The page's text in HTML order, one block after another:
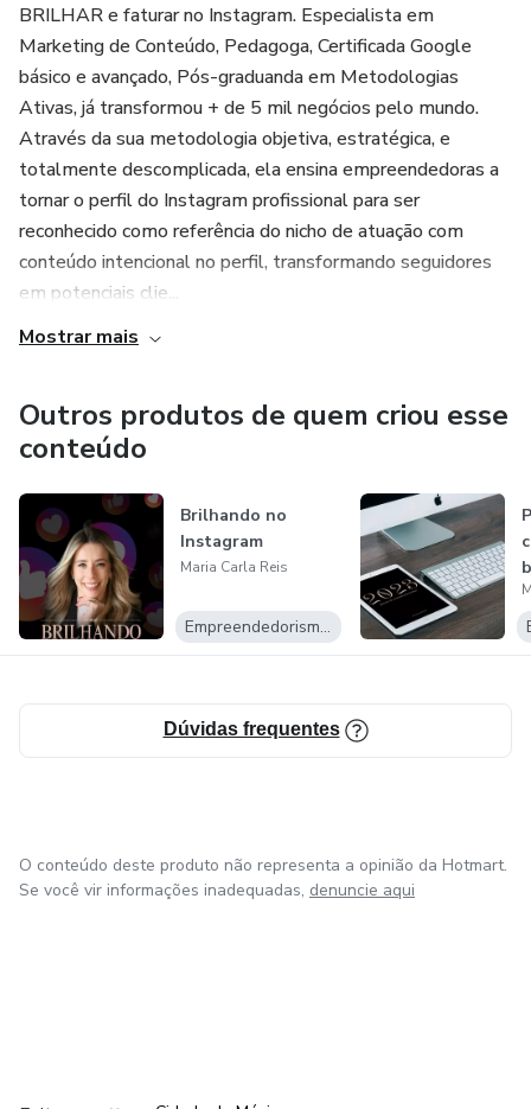
BRILHAR e faturar no Instagram. Especialista em
Marketing de Conteúdo, Pedagoga, Certificada Google
básico e avançado, Pós-graduanda em Metodologias
Ativas, já transformou + de 5 mil negócios pelo mundo.
Através da sua metodologia objetiva, estratégica, e
totalmente descomplicada, ela ensina empreendedoras a
tornar o perfil do Instagram profissional para ser
reconhecido como referência do nicho de atuação com
conteúdo intencional no perfil, transformando seguidores
em potenciais clie...
Mostrar mais
Outros produtos de quem criou esse
conteúdo
Brilhando no
Instagram
Maria Carla Reis
Empreendedorismo Digital
Dúvidas frequentes
O conteúdo deste produto não representa a opinião da Hotmart.
Se você vir informações inadequadas, denuncie aqui